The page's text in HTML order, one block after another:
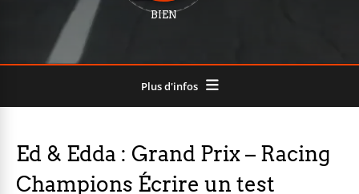
BIEN
Plus d'infos
Ed & Edda : Grand Prix – Racing
Champions Écrire un test